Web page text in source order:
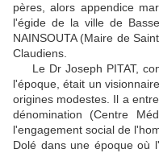
pères, alors appendice
l'égide de la ville de
NAINSOUTA (Maire de
Claudiens.
Le Dr Joseph PITAT,
l'époque, était un
origines modestes. Il a
dénomination (Centre
l'engagement social de
Dolé dans une époque où